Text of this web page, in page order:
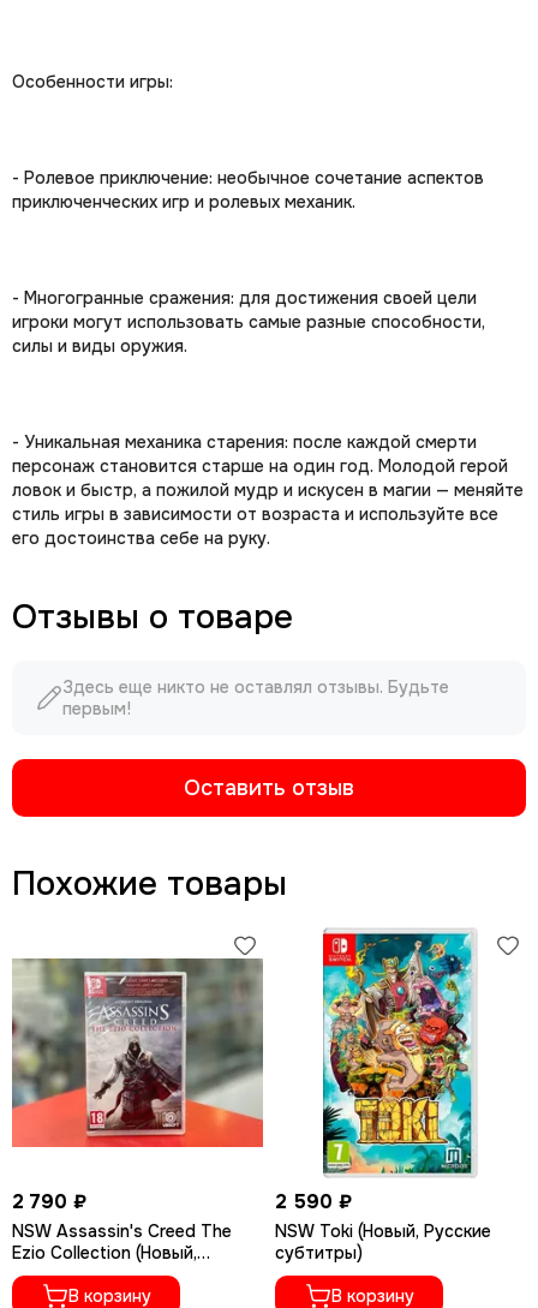
Особенности игры:
- Ролевое приключение: необычное сочетание аспектов
приключенческих игр и ролевых механик.
- Многогранные сражения: для достижения своей цели
игроки могут использовать самые разные способности,
силы и виды оружия.
- Уникальная механика старения: после каждой смерти
персонаж становится старше на один год. Молодой герой
ловок и быстр, а пожилой мудр и искусен в магии — меняйте
стиль игры в зависимости от возраста и используйте все
его достоинства себе на руку.
Отзывы о товаре
Здесь еще никто не оставлял отзывы. Будьте
первым!
Оставить отзыв
Похожие товары
2 790 ₽
NSW Assassin's Creed The
Ezio Collection (Новый,
Полностью на русском
языке)В корзину
2 590 ₽
NSW Toki (Новый, Русские
субтитры)
В корзину